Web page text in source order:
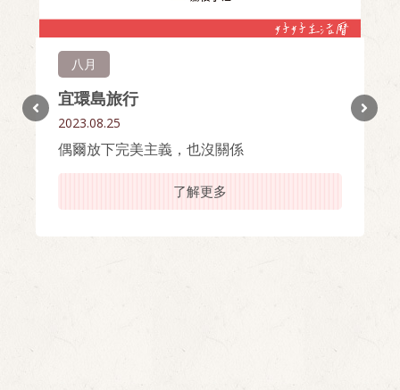
八月
宜環島旅行
2023.08.25
偶爾放下完美主義，也沒關係
了解更多